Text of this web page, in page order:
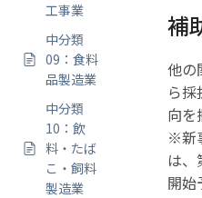
工事業
中分類
09：食料
品製造業
中分類
10：飲
料・たば
こ・飼料
製造業
補
他の
ら
向を
※新
は、
開始